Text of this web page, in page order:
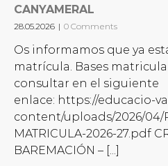
CANYAMERAL
28.05.2026 | 0 Comments
Os informamos que ya
matrícula. Bases matricula
consultar en el siguiente
enlace: https://educacio-
content/uploads/2026/04/
MATRICULA-2026-27.pdf
BAREMACIÓN – [...]